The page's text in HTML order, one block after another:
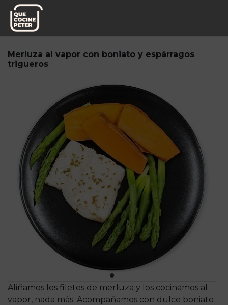
Pedido semanal
Merluza al vapor con boniato y espárragos
trigueros
Aliñamos los filetes de merluza y los cocinamos al
vapor, nada más. Acompañamos con dulce boniato